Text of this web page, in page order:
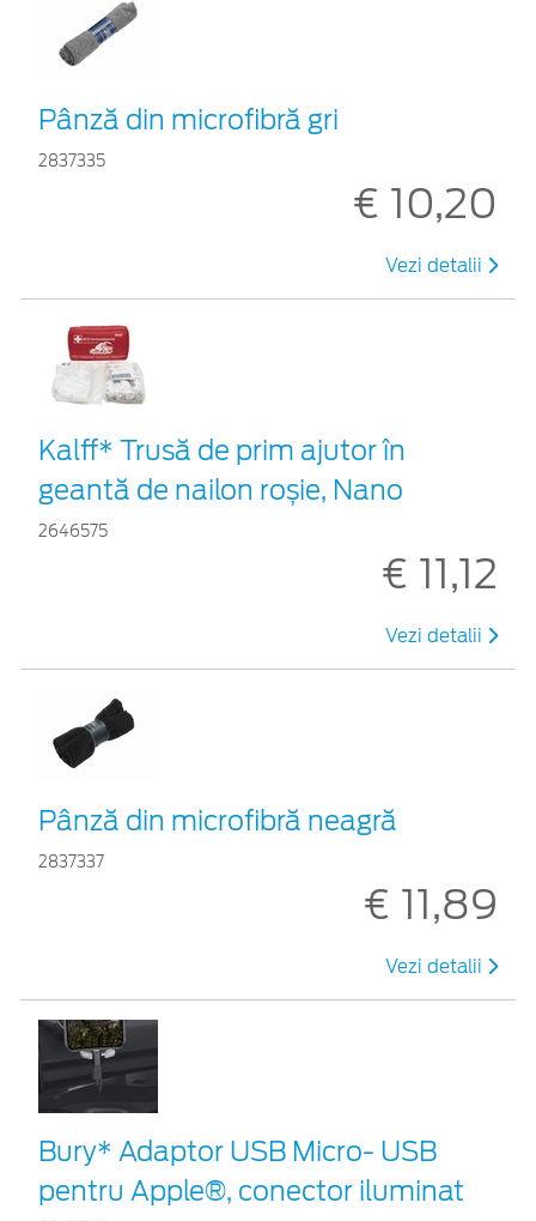
Pânză din microfibră gri
2837335
€ 10,20
Vezi detalii
Kalff* Trusă de prim ajutor în
geantă de nailon roșie, Nano
2646575
€ 11,12
Vezi detalii
Pânză din microfibră neagră
2837337
€ 11,89
Vezi detalii
Bury* Adaptor USB Micro- USB
pentru Apple®, conector iluminat